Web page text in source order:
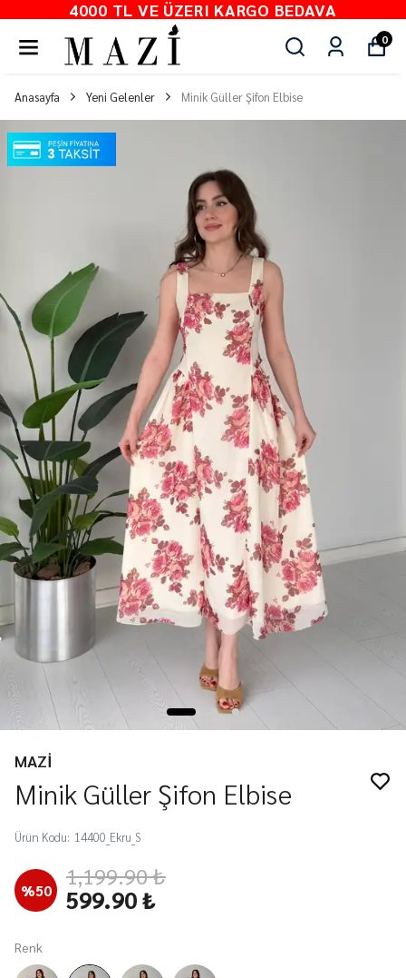
4000 TL VE ÜZERI KARGO BEDAVA
0
Anasayfa Yeni Gelenler Minik Güller Şifon Elbise
MAZİ
Minik Güller Şifon Elbise
Ürün Kodu: 14400_Ekru_S
%50 1,199.90 ₺
599.90 ₺
Renk